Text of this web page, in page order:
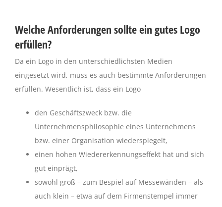
Welche Anforderungen sollte ein gutes Logo
erfüllen?
Da ein Logo in den unterschiedlichsten Medien
eingesetzt wird, muss es auch bestimmte Anforderungen
erfüllen. Wesentlich ist, dass ein Logo
den Geschäftszweck bzw. die
Unternehmensphilosophie eines Unternehmens
bzw. einer Organisation wiederspiegelt,
einen hohen Wiedererkennungseffekt hat und sich
gut einprägt,
sowohl groß – zum Bespiel auf Messewänden – als
auch klein – etwa auf dem Firmenstempel immer